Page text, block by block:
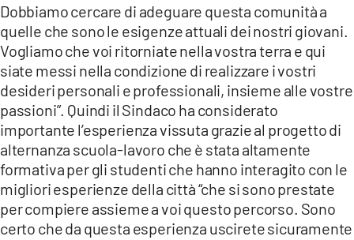
Dobbiamo cercare di adeguare questa comunità a
quelle che sono le esigenze attuali dei nostri giovani.
Vogliamo che voi ritorniate nella vostra terra e qui
siate messi nella condizione di realizzare i vostri
desideri personali e professionali, insieme alle vostre
passioni”. Quindi il Sindaco ha considerato
importante l’esperienza vissuta grazie al progetto di
alternanza scuola-lavoro che è stata altamente
formativa per gli studenti che hanno interagito con le
migliori esperienze della città “che si sono prestate
per compiere assieme a voi questo percorso. Sono
certo che da questa esperienza uscirete sicuramente